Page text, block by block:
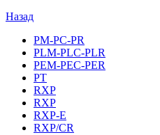
Назад
PM-PC-PR
PLM-PLC-PLR
PEM-PEC-PER
PT
RXP
RXP
RXP-E
RXP/CR